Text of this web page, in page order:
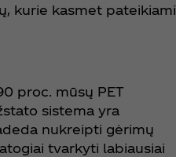
kurie kasmet pateikiami
proc. mūsų PET
sistema yra
nukreipti gėrimų
tvarkyti labiausiai